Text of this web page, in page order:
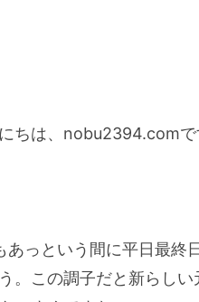
ちは、nobu2394.comで
あっという間に平日最終
。この調子だと新らし